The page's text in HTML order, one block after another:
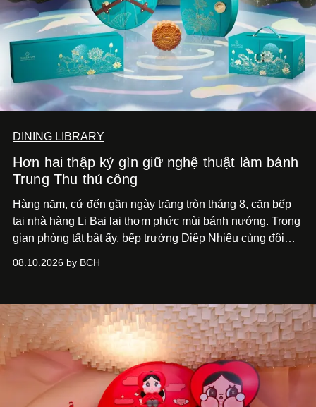
DINING LIBRARY
Hơn hai thập kỷ gìn giữ nghệ thuật làm bánh
Trung Thu thủ công
Hàng năm, cứ đến gần ngày trăng tròn tháng 8, căn bếp
tại nhà hàng Li Bai lại thơm phức mùi bánh nướng. Trong
gian phòng tất bật ấy, bếp trưởng Diệp Nhiêu cùng đội
08.10.2026 by BCH